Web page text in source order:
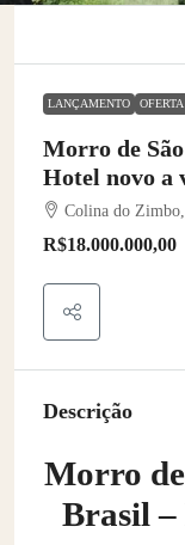
LANÇAMENTO OFERTA
Morro de
Hotel novo a
Colina do
R$18.000.000,00
Descrição
Morro
Brasil –